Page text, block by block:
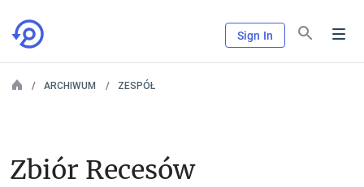
Sign In
ARCHIWUM ZESPÓŁ
Zbiór Recesów